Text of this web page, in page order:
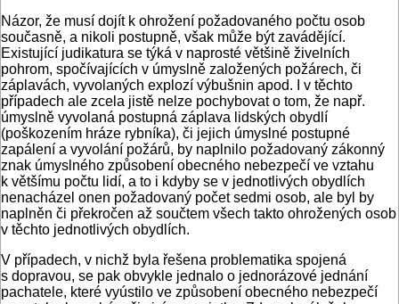
Názor, že musí dojít k ohrožení požadovaného počtu osob
současně, a nikoli postupně, však může být zavádějící.
Existující judikatura se týká v naprosté většině živelních
pohrom, spočívajících v úmyslně založených požárech, či
záplavách, vyvolaných explozí výbušnin apod. I v těchto
případech ale zcela jistě nelze pochybovat o tom, že např.
úmyslně vyvolaná postupná záplava lidských obydlí
(poškozením hráze rybníka), či jejich úmyslné postupné
zapálení a vyvolání požárů, by naplnilo požadovaný zákonný
znak úmyslného způsobení obecného nebezpečí ve vztahu
k většímu počtu lidí, a to i kdyby se v jednotlivých obydlích
nenacházel onen požadovaný počet sedmi osob, ale byl by
naplněn či překročen až součtem všech takto ohrožených osob
v těchto jednotlivých obydlích.
V případech, v nichž byla řešena problematika spojená
s dopravou, se pak obvykle jednalo o jednorázové jednání
pachatele, které vyústilo ve způsobení obecného nebezpečí